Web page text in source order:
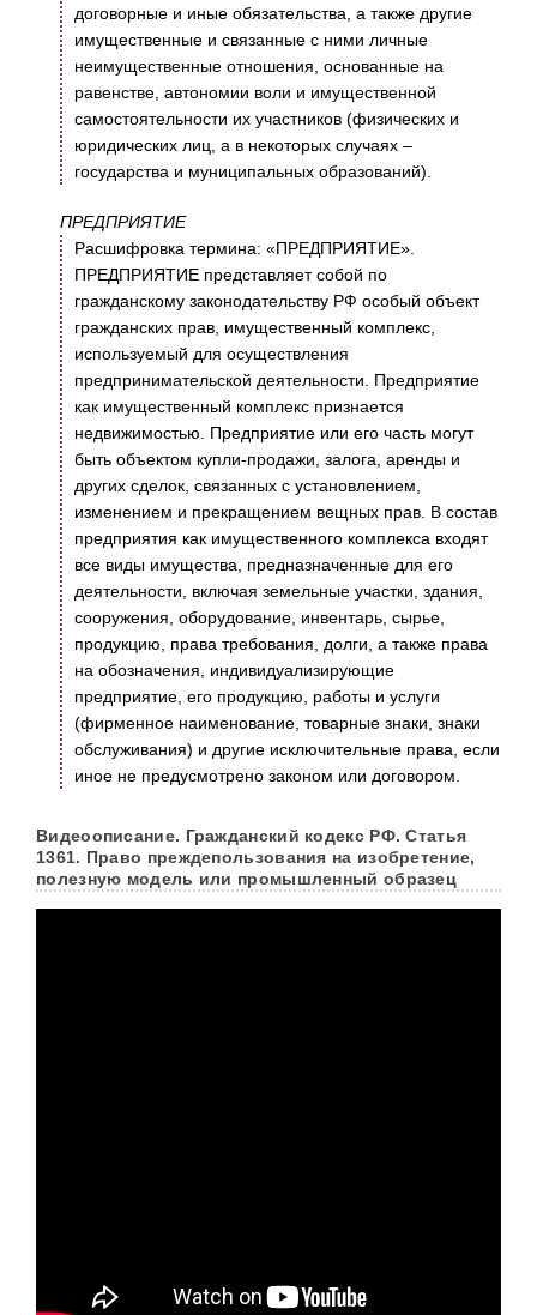
договорные и иные обязательства, а также другие
имущественные и связанные с ними личные
неимущественные отношения, основанные на
равенстве, автономии воли и имущественной
самостоятельности их участников (физических и
юридических лиц, а в некоторых случаях –
государства и муниципальных образований).
ПРЕДПРИЯТИЕ
Расшифровка термина: «ПРЕДПРИЯТИЕ».
ПРЕДПРИЯТИЕ представляет собой по
гражданскому законодательству РФ особый объект
гражданских прав, имущественный комплекс,
используемый для осуществления
предпринимательской деятельности. Предприятие
как имущественный комплекс признается
недвижимостью. Предприятие или его часть могут
быть объектом купли-продажи, залога, аренды и
других сделок, связанных с установлением,
изменением и прекращением вещных прав. В состав
предприятия как имущественного комплекса входят
все виды имущества, предназначенные для его
деятельности, включая земельные участки, здания,
сооружения, оборудование, инвентарь, сырье,
продукцию, права требования, долги, а также права
на обозначения, индивидуализирующие
предприятие, его продукцию, работы и услуги
(фирменное наименование, товарные знаки, знаки
обслуживания) и другие исключительные права, если
иное не предусмотрено законом или договором.
Видеоописание. Гражданский кодекс РФ. Статья
1361. Право преждепользования на изобретение,
полезную модель или промышленный образец